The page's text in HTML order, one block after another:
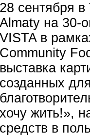
28 сентября
Almaty на 30-
VISTA в
Community
выставка
созданных
хочу жить!»,
средств в